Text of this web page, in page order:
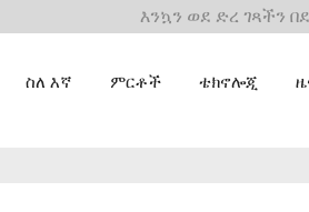
እንኳን ወደ ድረ ገጻችን
ስለ እኛ ምርቶች ቴክኖሎጂ